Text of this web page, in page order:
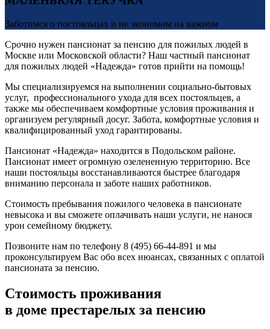
Заботимся о постояльцах и не экономим на важном
Срочно нужен пансионат за пенсию для пожилых людей в
Москве или Московской области? Наш частный пансионат
для пожилых людей «Надежда» готов прийти на помощь!
Мы специализируемся на выполнении социально-бытовых
услуг, профессионального ухода для всех постояльцев, а
также мы обеспечиваем комфортные условия проживания и
организуем регулярный досуг. Забота, комфортные условия и
квалифицированный уход гарантированы.
Пансионат «Надежда» находится в Подольском районе.
Пансионат имеет огромную озелененную территорию. Все
наши постояльцы восстанавливаются быстрее благодаря
вниманию персонала и заботе наших работников.
Стоимость пребывания пожилого человека в пансионате
невысока и вы сможете оплачивать наши услуги, не нанося
урон семейному бюджету.
Позвоните нам по телефону 8 (495) 66-44-891 и мы
проконсультируем Вас обо всех нюансах, связанных с оплатой
пансионата за пенсию.
Стоимость проживания
в доме престарелых за пенсию